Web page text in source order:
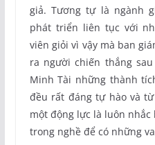
giả. Tương tự là ngành
phát triển liên tục với
viên giỏi vì vậy mà ban
ra người chiến thắng
Minh Tài những thành
đều rất đáng tự hào và
một động lực là luôn
trong nghề để có những